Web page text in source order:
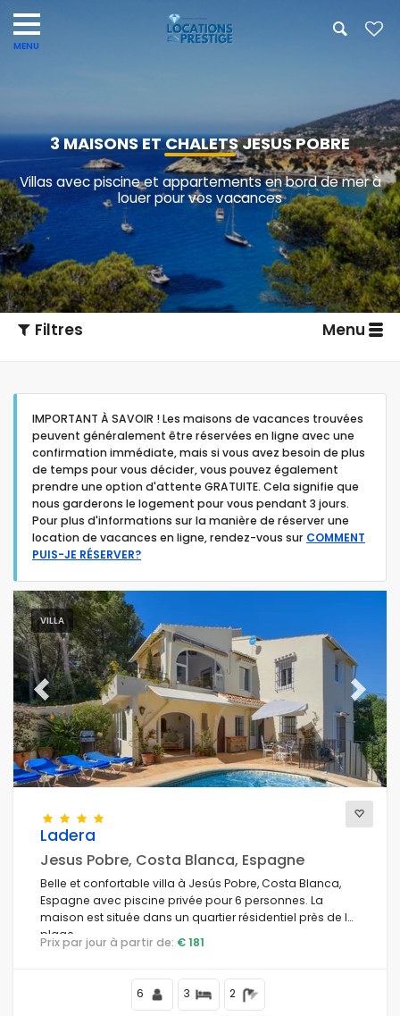
3 MAISONS ET CHALETS JESUS POBRE
Villas avec piscine et appartements en bord de mer à
louer pour vos vacances
Filtres Menu
Type d'hébergement
Personnes
Chambres
Salles de bain
Options
IMPORTANT À SAVOIR ! Les maisons de vacances trouvées
peuvent généralement être réservées en ligne avec une
confirmation immédiate, mais si vous avez besoin de plus
de temps pour vous décider, vous pouvez également
prendre une option d'attente GRATUITE. Cela signifie que
nous garderons le logement pour vous pendant 3 jours.
Pour plus d'informations sur la manière de réserver une
location de vacances en ligne, rendez-vous sur COMMENT
PUIS-JE RÉSERVER?
VILLA
Previous Next
Ladera
Jesus Pobre, Costa Blanca, Espagne
Belle et confortable villa à Jesús Pobre, Costa Blanca,
Espagne avec piscine privée pour 6 personnes. La
maison est située dans un quartier résidentiel près de la
plage.
Prix par jour à partir de: € 181
6 3 2